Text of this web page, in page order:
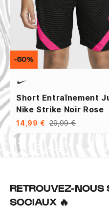
Short Entraînement
Nike Strike Noir Rose
14,99 € 29,99 €
-50%
RETROUVEZ-NOUS
SOCIAUX 🔥